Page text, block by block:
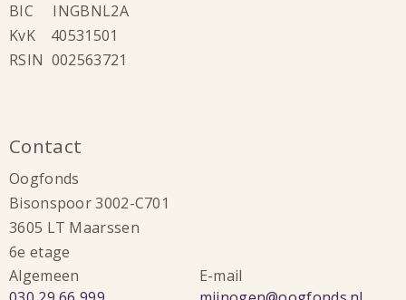
BIC INGBNL2A
KvK 40531501
RSIN 002563721
Contact
Oogfonds
Bisonspoor 3002-C701
3605 LT Maarssen
6e etage
Algemeen
E-mail